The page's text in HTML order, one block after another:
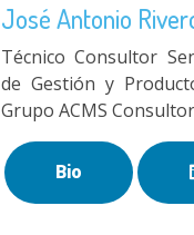
José Antonio
Técnico Consultor
de Gestión y
Grupo ACMS
Bio